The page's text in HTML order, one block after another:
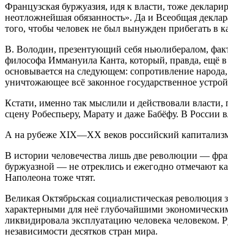
Французская буржуазия, идя к власти, тоже
неотложнейшая обязанность». Да и Всеобщая
того, чтобы человек не был вынужден прибегать в
В. Володин, презентующий себя ньюлибералом,
философа Иммануила Канта, который, правда, ещё в
основывается на следующем: сопротивление
уничтожающее всё законное государственное
Кстати, именно так мыслили и действовали
сцену Робеспьеру, Марату и даже Бабёфу. В России
А на рубеже XIX—XX веков российский
В истории человечества лишь две революции —
буржуазной — не отреклись и ежегодно отмечают
Наполеона тоже чтят.
Великая Октябрьская социалистическая
характерными для неё глубочайшими
ликвидировала эксплуатацию человека
независимости десятков стран мира.